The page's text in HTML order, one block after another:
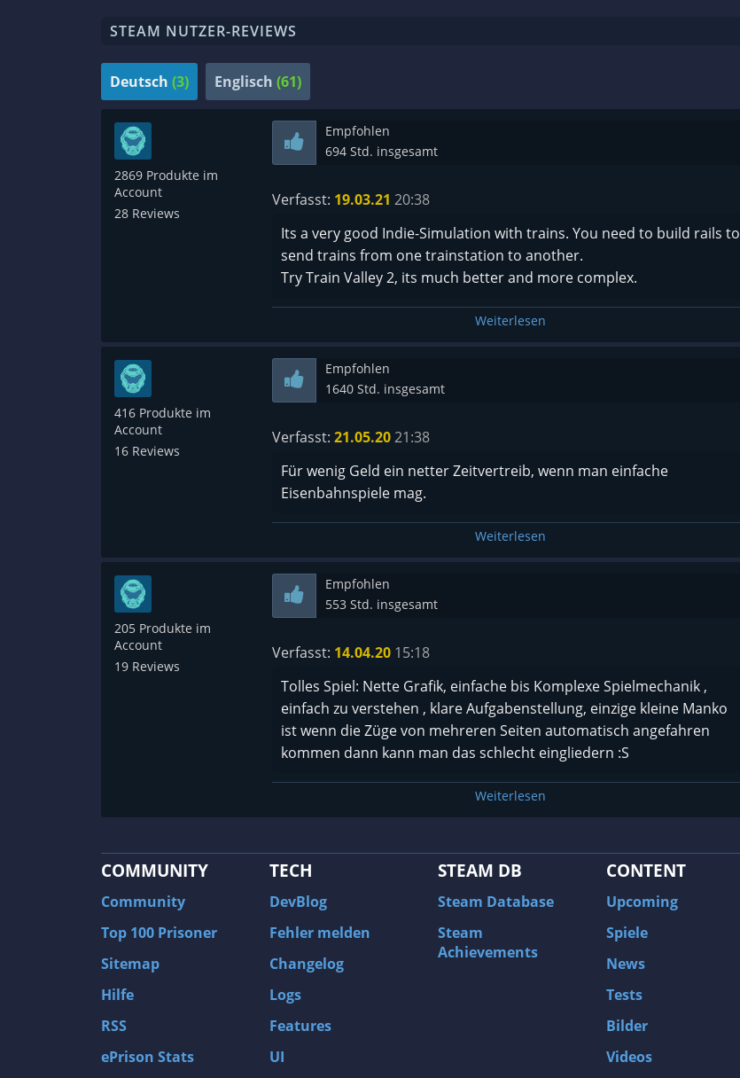
STEAM NUTZER-REVIEWS
Deutsch (3) Englisch (61)
2869 Produkte im
Account
28 Reviews
Empfohlen
694 Std. insgesamt
Verfasst: 19.03.21 20:38
Its a very good Indie-Simulation with trains. You need to build rails to
send trains from one trainstation to another.
Try Train Valley 2, its much better and more complex.
Weiterlesen
416 Produkte im
Account
16 Reviews
Empfohlen
1640 Std. insgesamt
Verfasst: 21.05.2021:38
Für wenig Geld ein netter Zeitvertreib, wenn man einfache
Eisenbahnspiele mag.
Weiterlesen
205 Produkte im
Account
19 Reviews
Empfohlen
553 Std. insgesamt
Verfasst: 14.04.2015:18
Tolles Spiel: Nette Grafik, einfache bis Komplexe Spielmechanik ,
einfach zu verstehen , klare Aufgabenstellung, einzige kleine Manko
ist wenn die Züge von mehreren Seiten automatisch angefahren
kommen dann kann man das schlecht eingliedern :S
Weiterlesen
COMMUNITY
Community
Top 100 Prisoner
Sitemap
Hilfe
RSS
ePrison Stats
TECH
DevBlog
Fehler melden
Changelog
Logs
Features
UI
STEAM DB
Steam Database
Steam
Achievements
CONTENT
Upcoming
Spiele
News
Tests
Bilder
Videos